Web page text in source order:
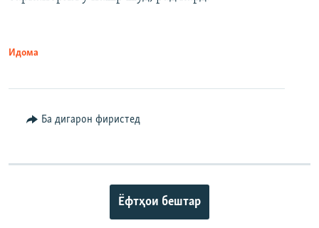
Идома
Ба дигарон фиристед
Ёфтҳои бештар